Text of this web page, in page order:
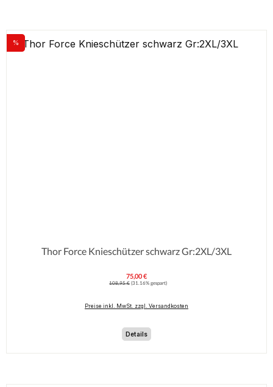
Rabatt
%
Thor Force Knieschützer schwarz Gr:2XL/3XL
Verkaufspreis:
75,00 €
Regulärer Preis:
108,95 € (31.16% gespart)
Preise inkl. MwSt. zzgl. Versandkosten
Details